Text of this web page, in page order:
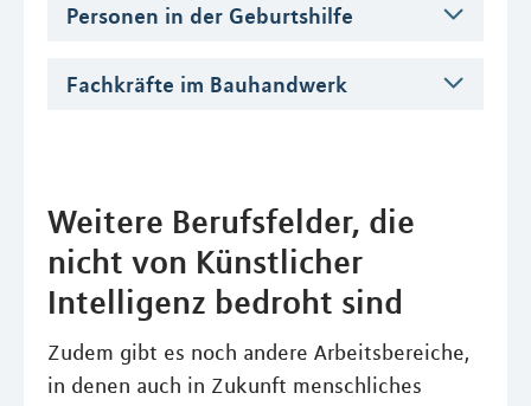
Personen in der Geburtshilfe
Fachkräfte im Bauhandwerk
Weitere Berufsfelder, die
nicht von Künstlicher
Intelligenz bedroht sind
Zudem gibt es noch andere Arbeitsbereiche,
in denen auch in Zukunft menschliches